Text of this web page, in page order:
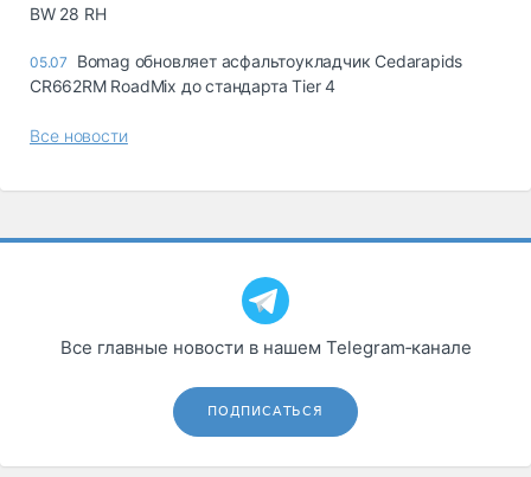
BW 28 RH
05.07
Bomag обновляет асфальтоукладчик Cedarapids
CR662RM RoadMix до стандарта Tier 4
Все новости
Все главные новости в нашем Telegram‑канале
ПОДПИСАТЬСЯ